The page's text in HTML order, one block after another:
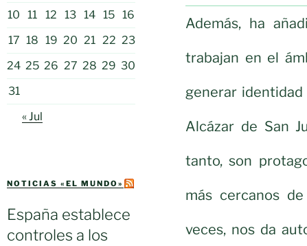
10
11 12 13 14 15 16
17 18 19 20 21 22 23
24 25 26 27 28 29 30
31
« Jul
NOTICIAS «EL MUNDO»
España establece
controles a los
Además, ha
trabajan en el
generar
Alcázar de San
tanto, son
más cercanos
veces, nos da